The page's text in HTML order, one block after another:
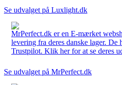
Se udvalget på Luxlight.dk
MrPerfect.dk er en E-mærket
levering fra deres danske lager. De
Trustpilot. Klik her for at se deres
Se udvalget på MrPerfect.dk